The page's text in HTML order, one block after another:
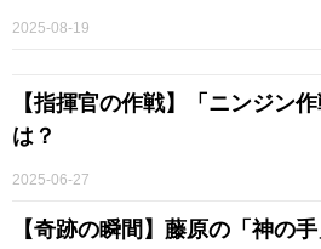
2025-08-19
【指揮官の作戦】「ニンジン
は？
2025-06-27
【奇跡の瞬間】藤原の「神の手